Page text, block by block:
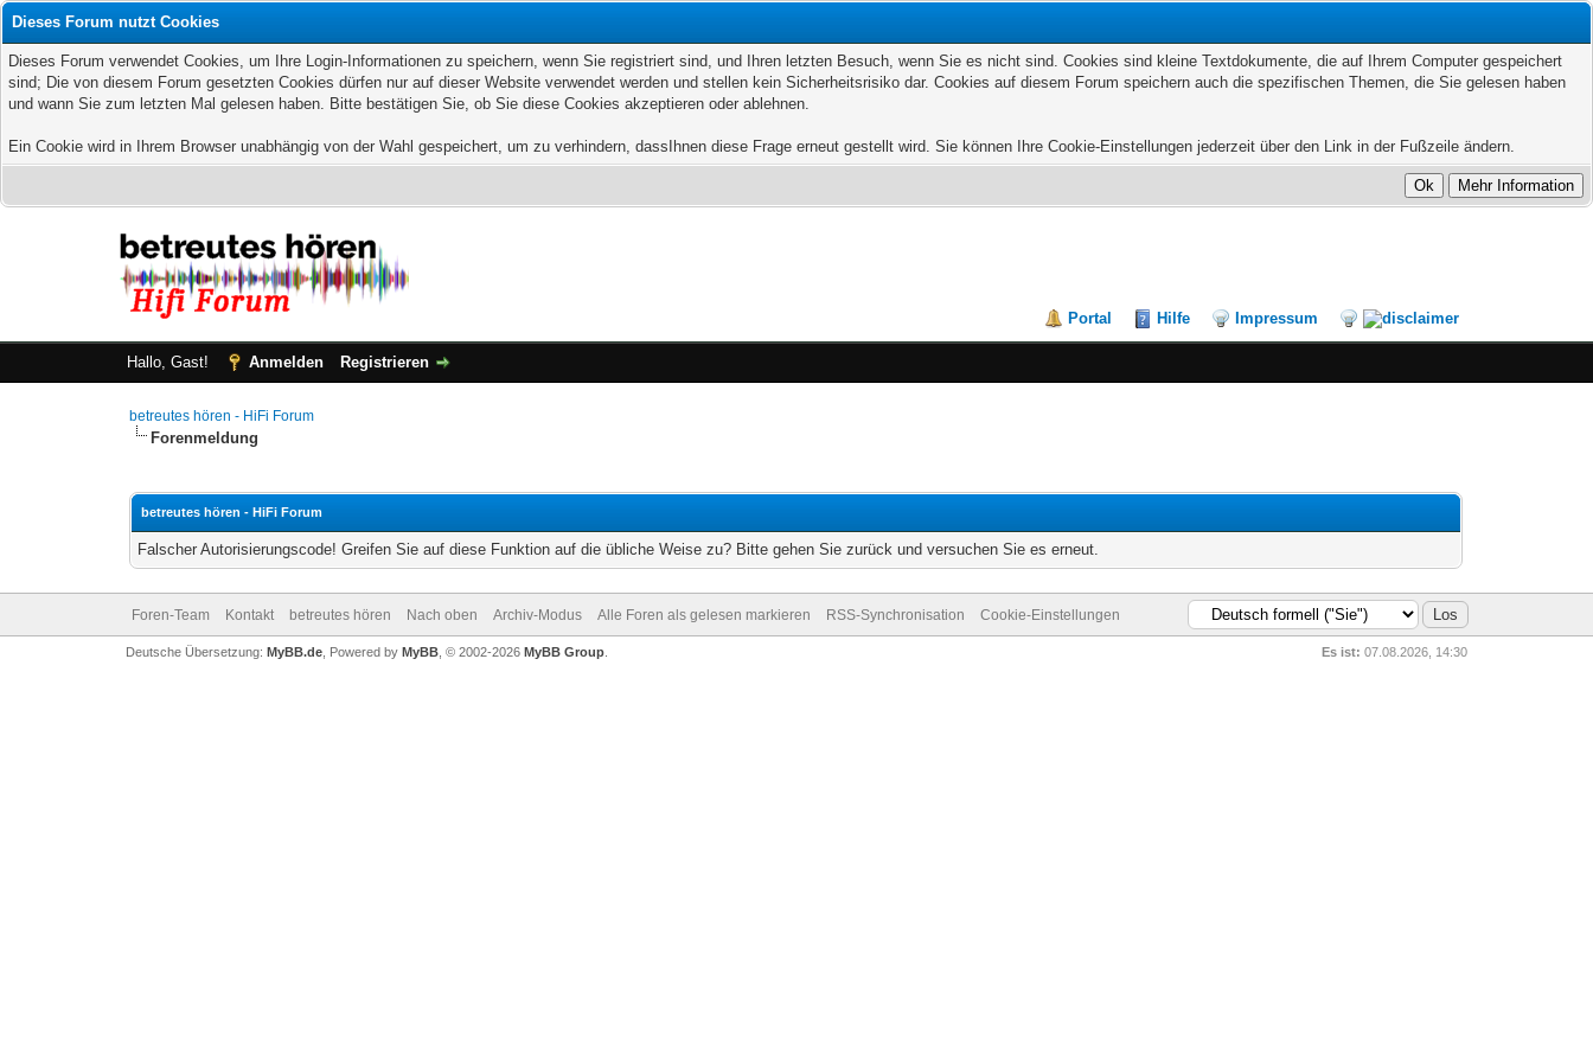
Dieses Forum nutzt Cookies
Dieses Forum verwendet Cookies, um Ihre Login-Informationen zu speichern, wenn Sie registriert sind, und Ihren letzten Besuch, wenn Sie es nicht sind. Cookies sind kleine Textdokumente, die auf Ihrem Computer gespeichert
sind; Die von diesem Forum gesetzten Cookies dürfen nur auf dieser Website verwendet werden und stellen kein Sicherheitsrisiko dar. Cookies auf diesem Forum speichern auch die spezifischen Themen, die Sie gelesen haben
und wann Sie zum letzten Mal gelesen haben. Bitte bestätigen Sie, ob Sie diese Cookies akzeptieren oder ablehnen.
Ein Cookie wird in Ihrem Browser unabhängig von der Wahl gespeichert, um zu verhindern, dassIhnen diese Frage erneut gestellt wird. Sie können Ihre Cookie-Einstellungen jederzeit über den Link in der Fußzeile ändern.
Portal Hilfe Impressum
Hallo, Gast! Anmelden Registrieren
betreutes hören - HiFi Forum
Forenmeldung
betreutes hören - HiFi Forum
Falscher Autorisierungscode! Greifen Sie auf diese Funktion auf die übliche Weise zu? Bitte gehen Sie zurück und versuchen Sie es erneut.
Foren-Team Kontakt betreutes hören Nach oben Archiv-Modus Alle Foren als gelesen markieren RSS-Synchronisation Cookie-Einstellungen
Es ist: 07.08.2026, 14:30
Deutsche Übersetzung: MyBB.de, Powered by MyBB, © 2002-2026 MyBB Group.